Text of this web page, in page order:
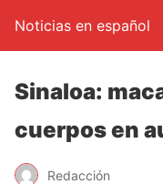
Noticias en español
Sinaloa:
cuerpos en
Redacción